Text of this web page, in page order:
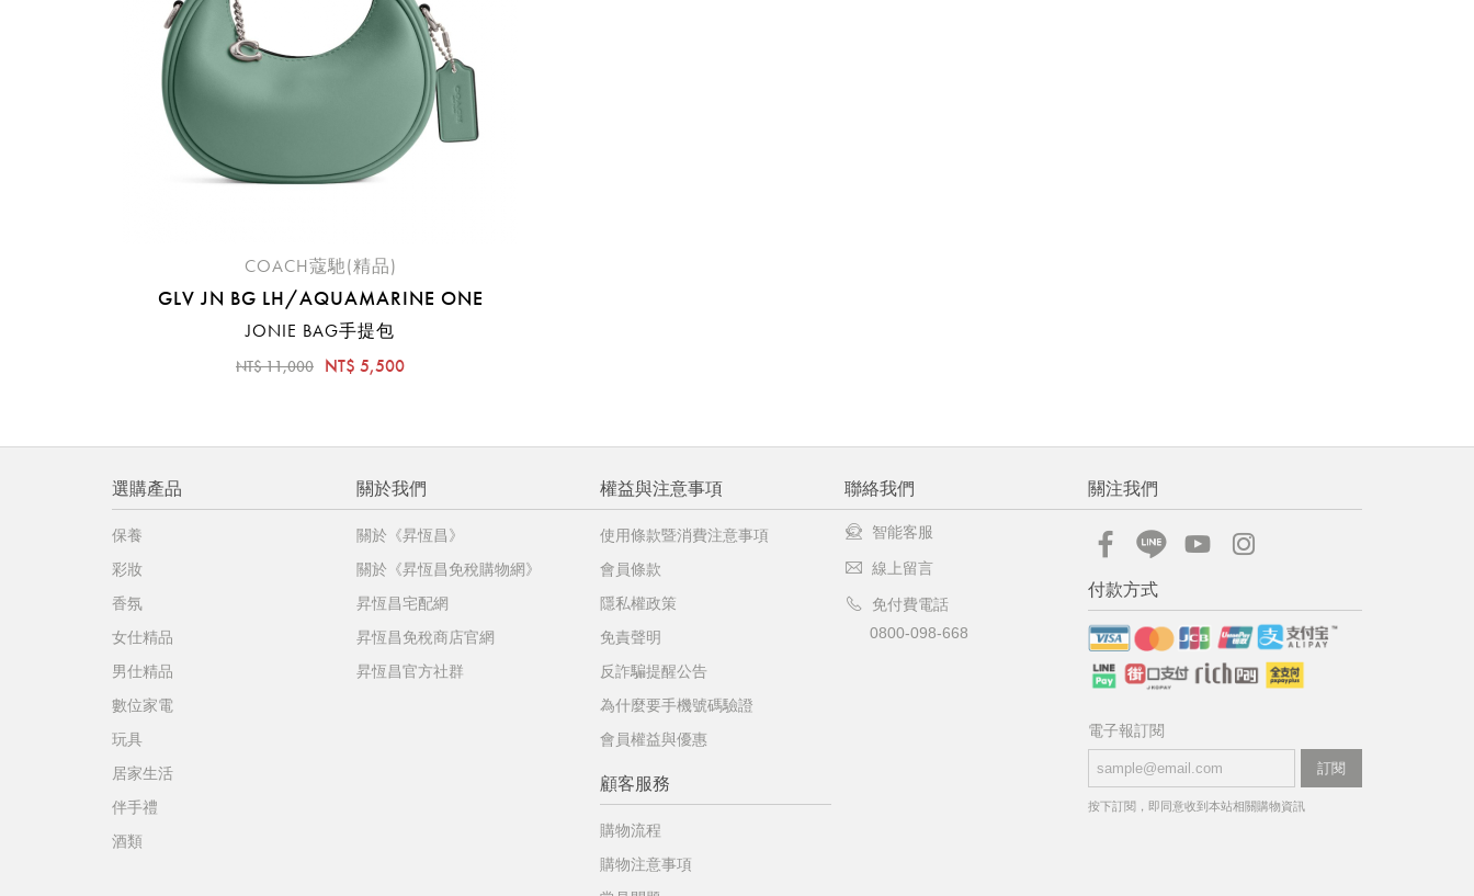
COACH蔻馳(精品)
GLV JN BG LH/AQUAMARINE ONE
JONIE BAG手提包
NT$ 11,000 NT$ 5,500
選購產品
保養
彩妝
香氛
女仕精品
男仕精品
數位家電
玩具
居家生活
伴手禮
酒類
關於我們
關於《昇恆昌》
關於《昇恆昌免稅購物網》
昇恆昌宅配網
昇恆昌免稅商店官網
昇恆昌官方社群
權益與注意事項
使用條款暨消費注意事項
會員條款
隱私權政策
免責聲明
反詐騙提醒公告
為什麼要手機號碼驗證
會員權益與優惠
顧客服務
購物流程
購物注意事項
聯絡我們
智能客服
線上留言
免付費電話
0800-098-668
關注我們
付款方式
電子報訂閱
訂閱
按下訂閱，即同意收到本站相關購物資訊